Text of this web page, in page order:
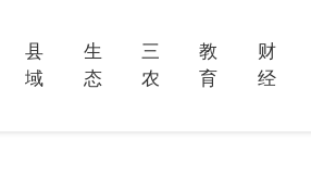
县
域
生
态
三
农
教
育
财
经